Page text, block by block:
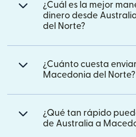
¿Cuál es la mejor
dinero desde
del Norte?
¿Cuánto cuesta
Macedonia del Norte?
¿Qué tan rápido
de Australia a